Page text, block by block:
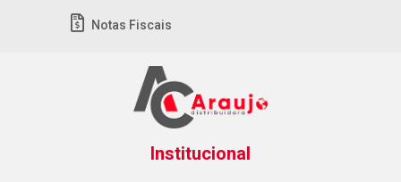
Notas Fiscais
Institucional